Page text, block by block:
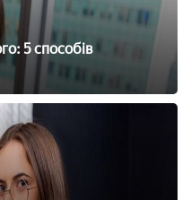
5 способів